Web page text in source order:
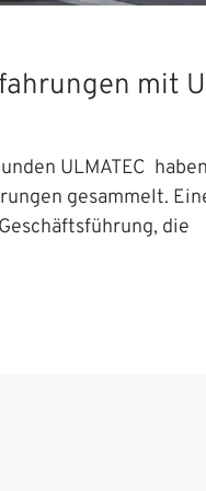
mit
ULMATEC
gesammelt.
die